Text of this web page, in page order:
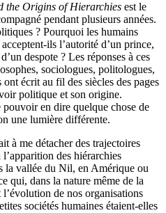
the Origins of Hierarchies est le
pendant plusieurs années.
? Pourquoi les humains
ils l’autorité d’un prince,
despote ? Les réponses à ces
sociologues, politologues,
écrit au fil des siècles des pages
politique et son origine.
en dire quelque chose de
une lumière différente.
à me détacher des trajectoires
des hiérarchies
la vallée du Nil, en Amérique ou
qui, dans la nature même de la
de nos organisations
sociétés humaines étaient-elles